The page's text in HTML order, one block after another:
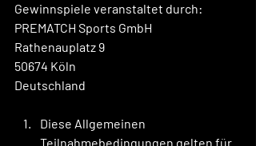
Gewinnspiele veranstaltet durch:
PREMATCH Sports GmbH
Rathenauplatz 9
50674 Köln
Deutschland
Diese Allgemeinen
Teilnahmebedingungen gelten für